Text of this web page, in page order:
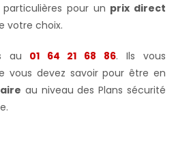
pour un prix direct
votre choix.
au 01 64 21 68 86. Ils vous
vous devez savoir pour être en
au niveau des Plans sécurité